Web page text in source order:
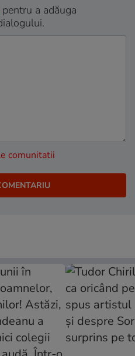
pentru a adăuga
comunitatii